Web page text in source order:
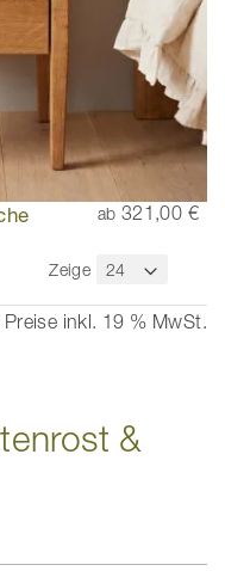
ab 321,00 €
Zeige
Preise inkl. 19 % MwSt.
&